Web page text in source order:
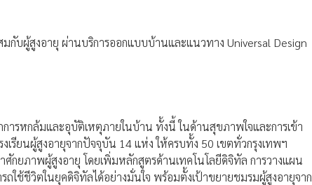
กับผู้สูงอายุ ผ่านบริการออกแบบบ้านและแนวทาง Universal Design
ารหกล้มและอุบัติเหตุภายในบ้าน ทั้งนี้ ในด้านสุขภาพใจและการเข้า
รียนผู้สูงอายุจากปัจจุบัน 14 แห่ง ให้ครบทั้ง 50 เขตทั่วกรุงเทพฯ
ภาพผู้สูงอายุ โดยเพิ่มหลักสูตรด้านเทคโนโลยีดิจิทัล การวางแผน
ถใช้ชีวิตในยุคดิจิทัลได้อย่างมั่นใจ พร้อมตั้งเป้าขยายชมรมผู้สูงอายุจาก